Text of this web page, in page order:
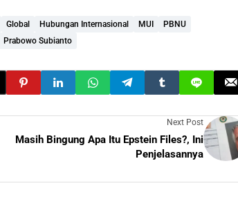
Global Hubungan Internasional MUI
PBNU
Prabowo Subianto
Next Post
Masih Bingung Apa Itu Epstein Files?, Ini
Penjelasannya